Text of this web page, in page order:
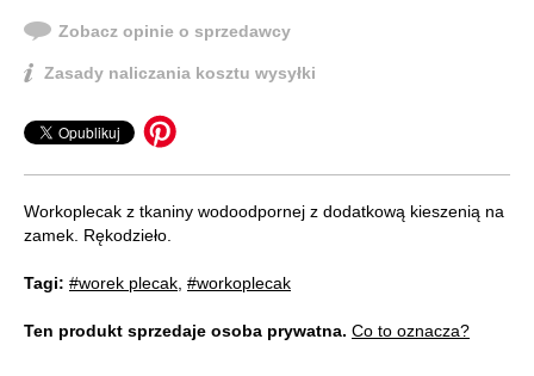
Zobacz opinie o sprzedawcy
Zasady naliczania kosztu wysyłki
Workoplecak z tkaniny wodoodpornej z dodatkową kieszenią na
zamek. Rękodzieło.
Tagi: #worek plecak #workoplecak
Ten produkt sprzedaje osoba prywatna. Co to oznacza?